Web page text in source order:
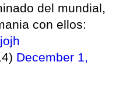
del mundial,
con ellos:
December 1,